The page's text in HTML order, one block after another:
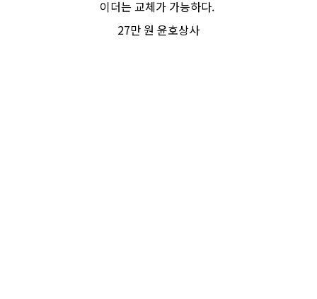
이더는 교체가 가능하다.
27만 원 윤호상사